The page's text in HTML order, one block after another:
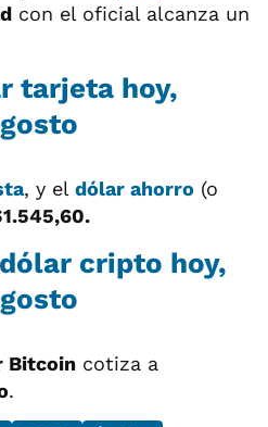
con el oficial alcanza un
tarjeta hoy,
, y el dólar ahorro (o
cripto hoy,
Bitcoin cotiza a
.